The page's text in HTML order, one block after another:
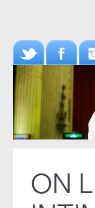
ON